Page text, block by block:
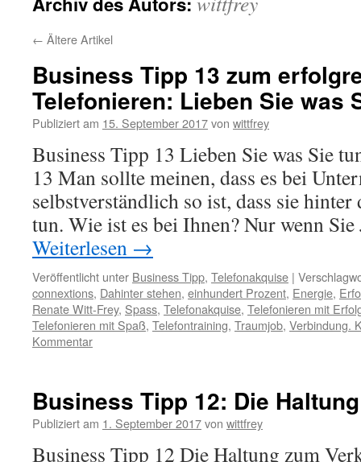
← Ältere Artikel
Business Tipp 13 zum
Telefonieren: Lieben Sie was
Publiziert am 15. September 2017von wittfrey
Business Tipp 13 Lieben Sie was Sie
13 Man sollte meinen, dass es bei
selbstverständlich so ist, dass sie hinter
tun. Wie ist es bei Ihnen? Nur wenn
Weiterlesen →
Veröffentlicht unter Business Tipp, Telefonakquise |
connextions, Dahinter stehen, einhundert Prozent, Energie,
Renate Witt-Frey, Spass, Telefonakquise, Telefonieren mit
Telefonieren mit Spaß, Telefontraining, Traumjob, Verbindung.
Kommentar
Business Tipp 12: Die
Publiziert am 1. September 2017von wittfrey
Business Tipp 12 Die Haltung zum